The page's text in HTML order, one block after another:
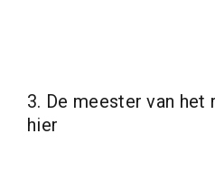
3. De meester van het
hier